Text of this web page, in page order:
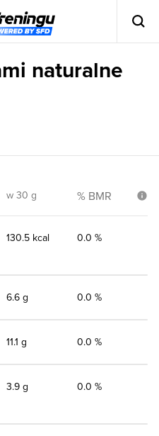
naturalne
w 30 g % BMR
130.5 kcal 0.0 %
6.6 g 0.0 %
11.1 g 0.0 %
3.9 g 0.0 %